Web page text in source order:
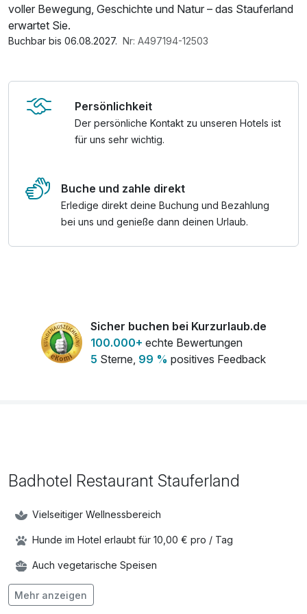
voller Bewegung, Geschichte und Natur – das Stauferland
erwartet Sie.
Buchbar bis 06.08.2027. Nr: A497194-12503
Persönlichkeit
Der persönliche Kontakt zu unseren Hotels ist
für uns sehr wichtig.
Buche und zahle direkt
Erledige direkt deine Buchung und Bezahlung
bei uns und genieße dann deinen Urlaub.
Sicher buchen bei Kurzurlaub.de
100.000+ echte Bewertungen
5 Sterne, 99 % positives Feedback
Badhotel Restaurant Stauferland
Vielseitiger Wellnessbereich
Hunde im Hotel erlaubt für 10,00 € pro / Tag
Auch vegetarische Speisen
Mit Hotelbar
Mehr anzeigen